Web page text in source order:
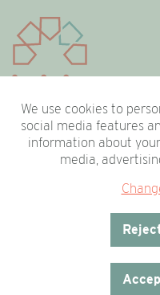
We use cookies to
social media features
information about
media,
Bestuur
Vacatures